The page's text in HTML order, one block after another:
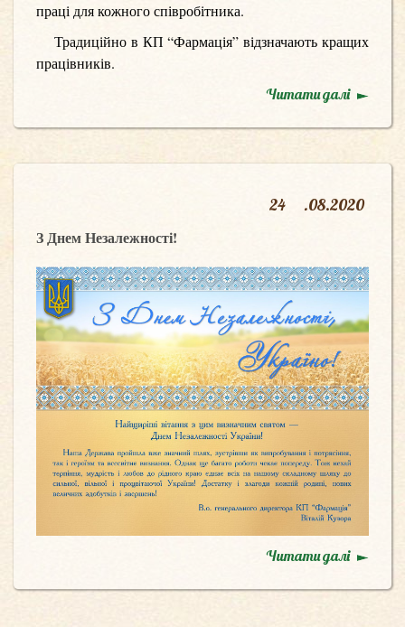
праці для кожного співробітника.
Традиційно в КП “Фармація” відзначають кращих
працівників.
Читати далі
24 .08.2020
З Днем Незалежності!
Читати далі